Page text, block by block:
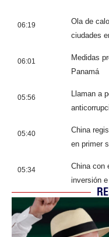
06:19
Ola de
ciudades
06:01
Medidas
Panamá
05:56
Llaman a
05:40
China
en primer
05:34
China con
inversión